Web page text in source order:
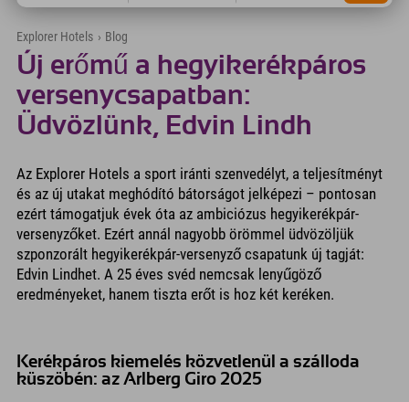
Explorer Hotels › Blog
Új erőmű a hegyikerékpáros
versenycsapatban:
Üdvözlünk, Edvin Lindh
Az Explorer Hotels a sport iránti szenvedélyt, a teljesítményt
és az új utakat meghódító bátorságot jelképezi – pontosan
ezért támogatjuk évek óta az ambiciózus hegyikerékpár-
versenyzőket. Ezért annál nagyobb örömmel üdvözöljük
szponzorált hegyikerékpár-versenyző csapatunk új tagját:
Edvin Lindhet. A 25 éves svéd nemcsak lenyűgöző
eredményeket, hanem tiszta erőt is hoz két keréken.
Kerékpáros kiemelés közvetlenül a szálloda
küszöbén: az Arlberg Giro 2025